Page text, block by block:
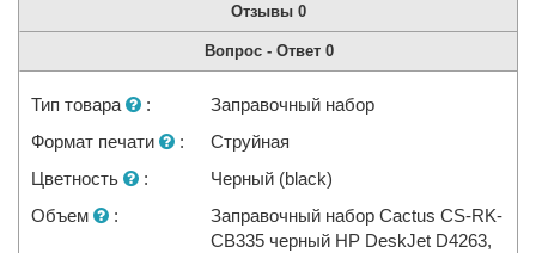
Отзывы 0
Вопрос - Ответ 0
Тип товара :
Заправочный набор
Формат печати
:
Струйная
Цветность
:
Черный (black)
Объем
:
Заправочный набор Cactus CS-RK-
CB335 черный HP DeskJet D4263,